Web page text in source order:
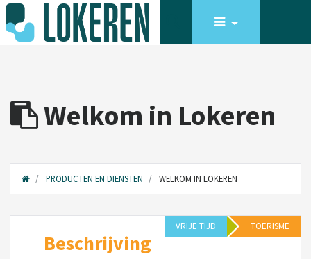
Welkom in Lokeren
PRODUCTEN EN DIENSTEN WELKOM IN LOKEREN
VRIJE TIJD TOERISME
Beschrijving